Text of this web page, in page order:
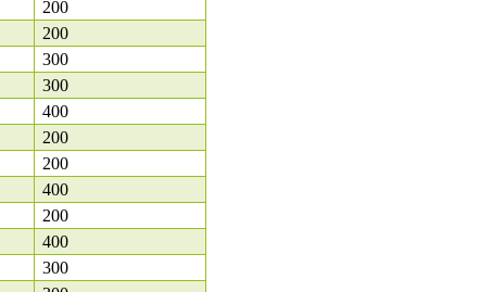
200
200
300
300
400
200
200
400
200
400
300